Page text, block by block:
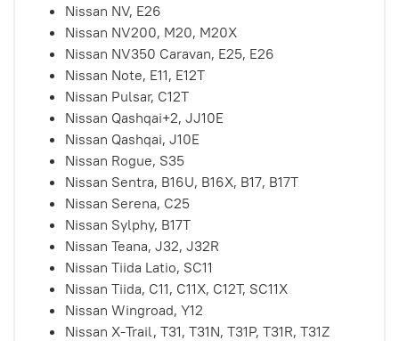
Nissan NV, E26
Nissan NV200, M20, M20X
Nissan NV350 Caravan, E25, E26
Nissan Note, E11, E12T
Nissan Pulsar, C12T
Nissan Qashqai+2, JJ10E
Nissan Qashqai, J10E
Nissan Rogue, S35
Nissan Sentra, B16U, B16X, B17, B17T
Nissan Serena, C25
Nissan Sylphy, B17T
Nissan Teana, J32, J32R
Nissan Tiida Latio, SC11
Nissan Tiida, C11, C11X, C12T, SC11X
Nissan Wingroad, Y12
Nissan X-Trail, T31, T31N, T31P, T31R, T31Z